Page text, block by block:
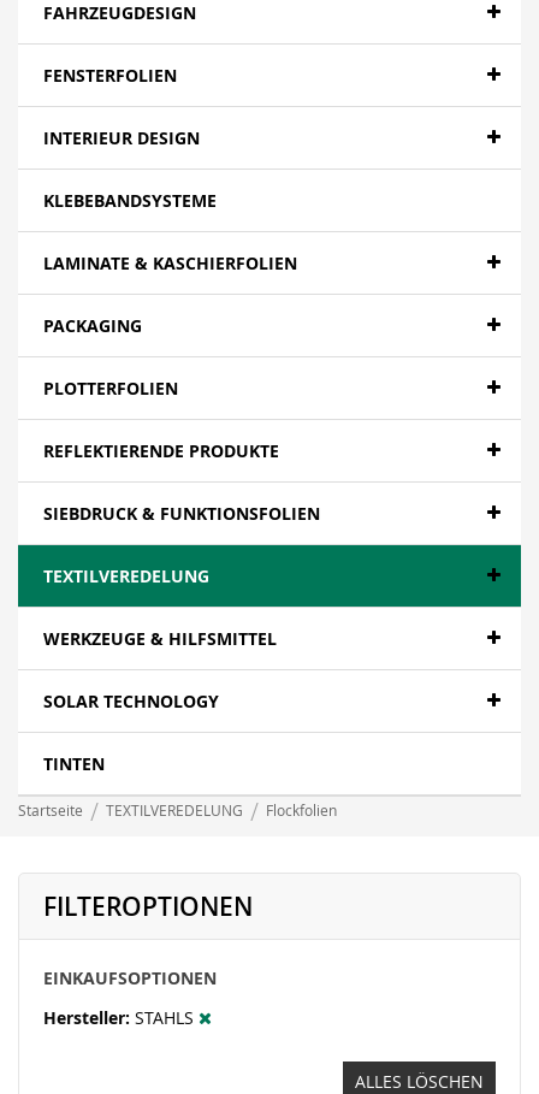
FAHRZEUGDESIGN
FENSTERFOLIEN
INTERIEUR DESIGN
KLEBEBANDSYSTEME
LAMINATE & KASCHIERFOLIEN
PACKAGING
PLOTTERFOLIEN
REFLEKTIERENDE PRODUKTE
SIEBDRUCK & FUNKTIONSFOLIEN
TEXTILVEREDELUNG
WERKZEUGE & HILFSMITTEL
SOLAR TECHNOLOGY
TINTEN
Startseite TEXTILVEREDELUNG Flockfolien
FILTEROPTIONEN
EINKAUFSOPTIONEN
Hersteller STAHLS
ALLES LÖSCHEN